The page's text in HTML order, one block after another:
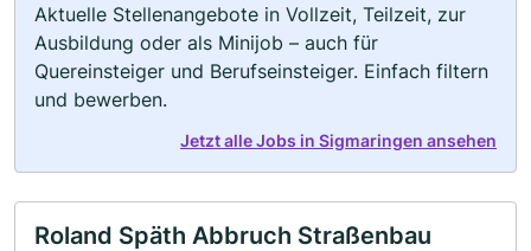
Aktuelle Stellenangebote in Vollzeit, Teilzeit, zur
Ausbildung oder als Minijob – auch für
Quereinsteiger und Berufseinsteiger. Einfach filtern
und bewerben.
Jetzt alle Jobs in Sigmaringen ansehen
Roland Späth Abbruch Straßenbau